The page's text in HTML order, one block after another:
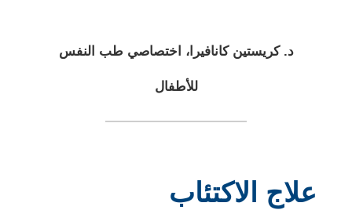
د. كريستين كانافيرا، اختصاصي طب النفس
للأطفال
علاج الاكتئاب